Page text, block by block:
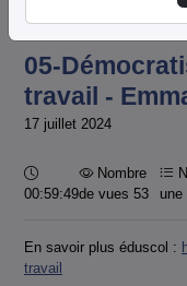
actuel
00:00:000
05-
travail -
17 juillet 2024
Durée :
00:59:49
Nombre
de vues 53
En savoir plus éduscol :
travail